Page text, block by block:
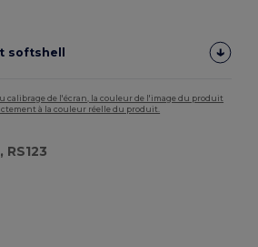
softshell
calibrage de l'écran, la couleur de l'image du produit
à la couleur réelle du produit.